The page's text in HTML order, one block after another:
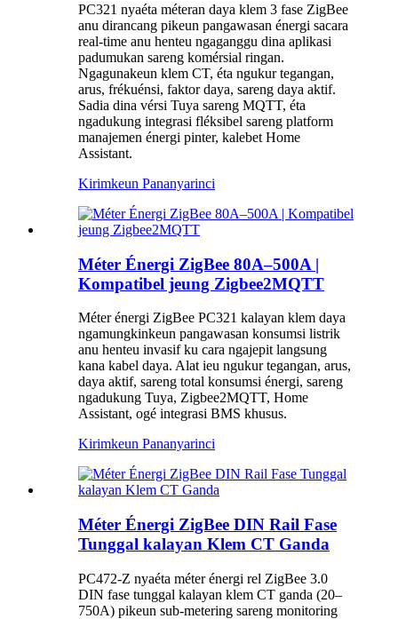
PC321 nyaéta méteran daya klem 3 fase ZigBee
anu dirancang pikeun pangawasan énergi sacara
real-time anu henteu ngaganggu dina aplikasi
padumukan sareng komérsial ringan.
Ngagunakeun klem CT, éta ngukur tegangan,
arus, frékuénsi, faktor daya, sareng daya aktif.
Sadia dina vérsi Tuya sareng MQTT, éta
ngadukung integrasi fléksibel sareng platform
manajemen énergi pinter, kalebet Home
Assistant.
Kirimkeun Pananyarinci
Méter Énergi ZigBee 80A–500A |
Kompatibel jeung Zigbee2MQTT
Méter énergi ZigBee PC321 kalayan klem daya
ngamungkinkeun pangawasan konsumsi listrik
anu henteu invasif ku cara ngajepit langsung
kana kabel daya. Alat ieu ngukur tegangan, arus,
daya aktif, sareng total konsumsi énergi, sareng
ngadukung Tuya, Zigbee2MQTT, Home
Assistant, ogé integrasi BMS khusus.
Kirimkeun Pananyarinci
Méter Énergi ZigBee DIN Rail Fase
Tunggal kalayan Klem CT Ganda
PC472-Z nyaéta méter énergi rel ZigBee 3.0
DIN fase tunggal kalayan klem CT ganda (20–
750A) pikeun sub-metering sareng monitoring